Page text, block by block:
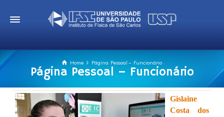
Home Página Pessoal – Funcionário
Página Pessoal – Funcionário
Gislaine
Costa dos